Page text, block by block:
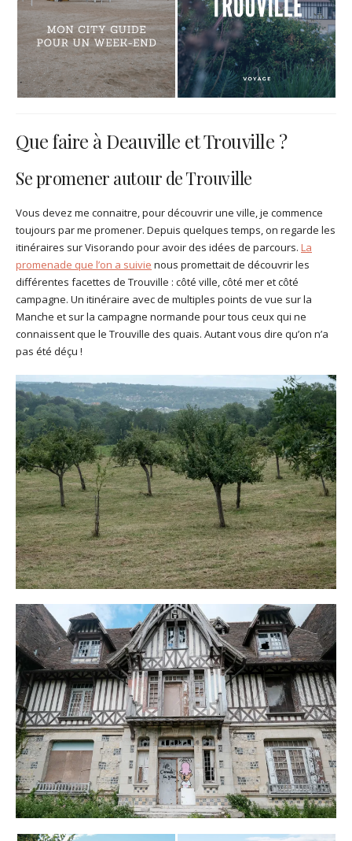
Que faire à Deauville et Trouville ?
Se promener autour de Trouville
Vous devez me connaitre, pour découvrir une ville, je commence
toujours par me promener. Depuis quelques temps, on regarde les
itinéraires sur Visorando pour avoir des idées de parcours. La
promenade que l’on a suivie nous promettait de découvrir les
différentes facettes de Trouville : côté ville, côté mer et côté
campagne. Un itinéraire avec de multiples points de vue sur la
Manche et sur la campagne normande pour tous ceux qui ne
connaissent que le Trouville des quais. Autant vous dire qu’on n’a
pas été déçu !